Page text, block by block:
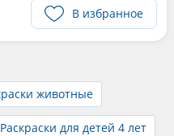
В избранное
животные
Раскраски для детей 4 лет